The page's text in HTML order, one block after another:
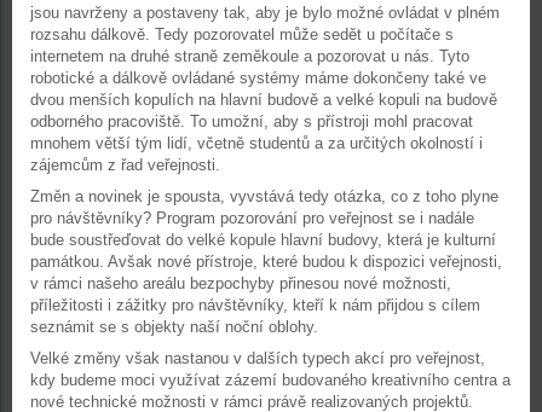
jsou navrženy a postaveny tak, aby je bylo možné ovládat v plném
rozsahu dálkově. Tedy pozorovatel může sedět u počítače s
internetem na druhé straně zeměkoule a pozorovat u nás. Tyto
robotické a dálkově ovládané systémy máme dokončeny také ve
dvou menších kopulích na hlavní budově a velké kopuli na budově
odborného pracoviště. To umožní, aby s přístroji mohl pracovat
mnohem větší tým lidí, včetně studentů a za určitých okolností i
zájemcům z řad veřejnosti.
Změn a novinek je spousta, vyvstává tedy otázka, co z toho plyne
pro návštěvníky? Program pozorování pro veřejnost se i nadále
bude soustřeďovat do velké kopule hlavní budovy, která je kulturní
památkou. Avšak nové přístroje, které budou k dispozici veřejnosti,
v rámci našeho areálu bezpochyby přinesou nové možnosti,
příležitosti i zážitky pro návštěvníky, kteří k nám přijdou s cílem
seznámit se s objekty naší noční oblohy.
Velké změny však nastanou v dalších typech akcí pro veřejnost,
kdy budeme moci využívat zázemí budovaného kreativního centra a
nové technické možnosti v rámci právě realizovaných projektů.